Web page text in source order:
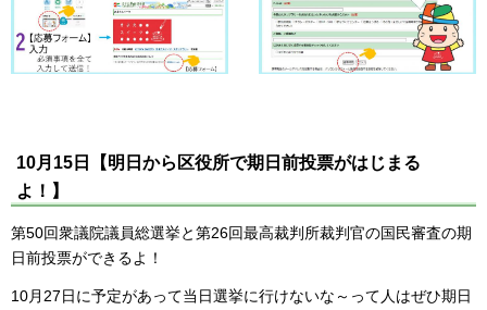
10月15日【明日から区役所で期日前投票がはじまる
よ！】
第50回衆議院議員総選挙と第26回最高裁判所裁判官の国民審査の期
日前投票ができるよ！
10月27日に予定があって当日選挙に行けないな～って人はぜひ期日